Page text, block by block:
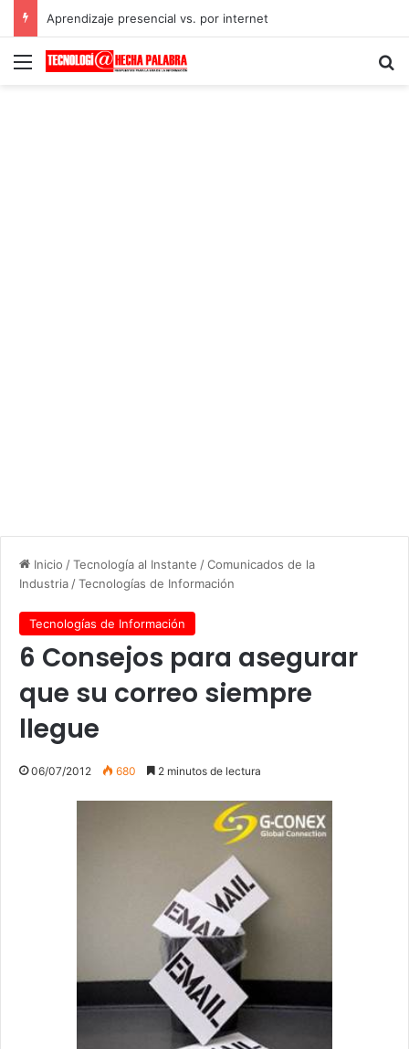
Aprendizaje presencial vs. por internet
Menú
Inicio /Tecnología al Instante /Comunicados de la
Industria /Tecnologías de Información
Tecnologías de Información
6 Consejos para asegurar
que su correo siempre
llegue
06/07/2012 680 2 minutos de lectura